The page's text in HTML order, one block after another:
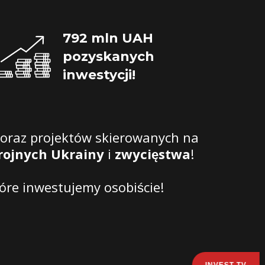
792 mln UAH
pozyskanych
inwestycji!
projektów skierowanych na
Ukrainyi zwycięstwa!
inwestujemy osobiście!